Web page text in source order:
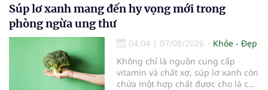
trường học tập chưa đạt chuẩn
đang khiến tình trạng cận thị ngày
của gia đình, nhà trường và ngành
y tế để bảo vệ đôi mắt của thế hệ
tương lai.
Súp lơ xanh mang đến hy vọng mới trong
phòng ngừa ung thư
04:04 | 07/08/2026
Khỏe - Đẹp
Không chỉ là nguồn cung cấp
vitamin và chất xơ, súp lơ xanh còn
chứa một hợp chất được cho là có